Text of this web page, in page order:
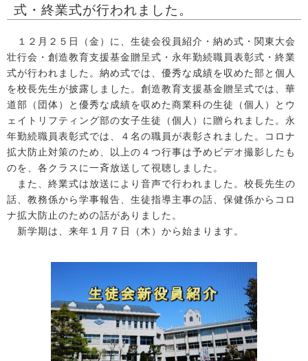
式・終業式が行われました。
１２月２５日（金）に、生徒会役員紹介・納め式・関東大会
壮行会・創造教育支援基金贈呈式・永年勤続職員表彰式・終業
式が行われました。納め式では、優秀な成績を収めた部と個人
を校長先生が披露しました。創造教育支援基金贈呈式では、華
道部（団体）と優秀な成績を収めた商業科の生徒（個人）とウ
ェイトリフティング部の女子生徒（個人）に贈られました。永
年勤続職員表彰式では、４名の職員が表彰されました。コロナ
拡大防止対策のため、以上の４つ行事は予めビデオ撮影したも
のを、各クラスに一斉放送して視聴しました。
また、終業式は放送により音声で行われました。校長先生の
話、教務係から学事報告、生徒指導主事の話、保健係からコロ
ナ拡大防止のための話がありました。
新学期は、来年１月７日（木）から始まります。